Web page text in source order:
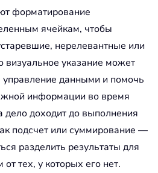
форматирование
ячейкам, чтобы
нерелевантные или
визуальное указание может
управление данными и помочь
информации во время
дело доходит до выполнения
подсчет или суммирование —
разделить результаты для
тех, у которых его нет.